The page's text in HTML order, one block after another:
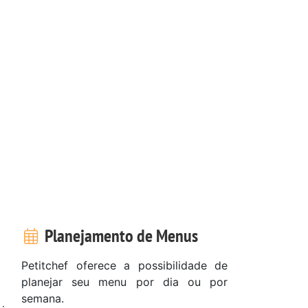
Planejamento de Menus
Petitchef oferece a possibilidade de
planejar seu menu por dia ou por
semana.